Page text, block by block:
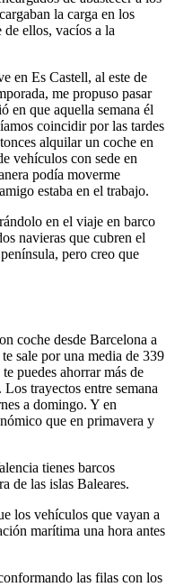
la carga en los
de ellos, vacíos a la
en Es Castell, al este de
me propuso pasar
en que aquella semana él
coincidir por las tardes
alquilar un coche en
vehículos con sede en
podía moverme
estaba en el trabajo.
en el viaje en barco
navieras que cubren el
pero creo que
coche desde Barcelona a
sale por una media de 339
puedes ahorrar más de
trayectos entre semana
a domingo. Y en
que en primavera y
tienes barcos
de las islas Baleares.
los vehículos que vayan a
marítima una hora antes
las filas con los